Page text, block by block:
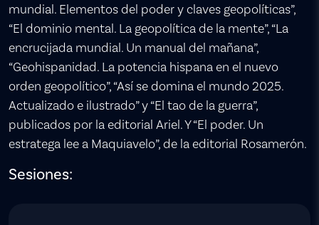
mundial. Elementos del poder y claves geopolíticas”,
“El dominio mental. La geopolítica de la mente”, “La
encrucijada mundial. Un manual del mañana”,
“Geohispanidad. La potencia hispana en el nuevo
orden geopolítico”, “Así se domina el mundo 2025.
Actualizado e ilustrado” y “El tao de la guerra”,
publicados por la editorial Ariel. Y “El poder. Un
estratega lee a Maquiavelo”, de la editorial Rosamerón.
Sesiones: